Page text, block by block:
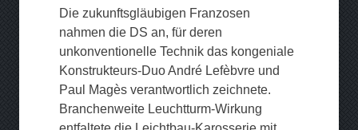
Die zukunftsgläubigen Franzosen
nahmen die DS an, für deren
unkonventionelle Technik das kongeniale
Konstrukteurs-Duo André Lefèbvre und
Paul Magès verantwortlich zeichnete.
Branchenweite Leuchtturm-Wirkung